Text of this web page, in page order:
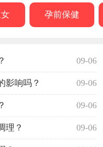
孕前保健
09-06
09-06
影响吗？
09-06
09-06
理？